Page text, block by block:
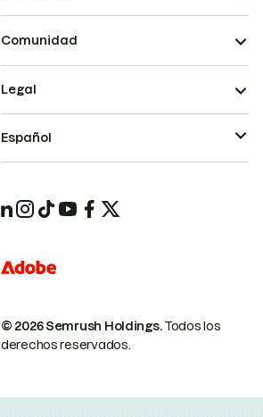
Comunidad
© 2026 Semrush Holdings.Todos los
derechos reservados.
Legal
Español